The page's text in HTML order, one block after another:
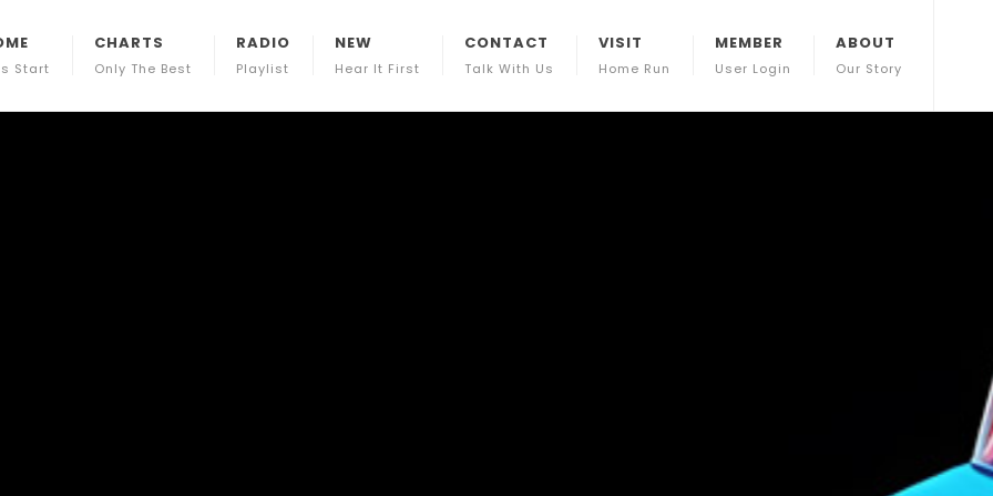
Start
CHARTS
Only The Best
RADIO
Playlist
NEW
Hear It First
CONTACT
Talk With Us
VISIT
Home Run
MEMBER
User Login
ABOUT
Our Story